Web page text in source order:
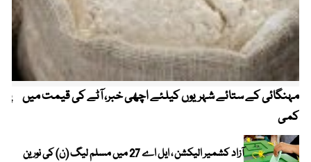
مہنگائی کے ستائے شہریوں کیلئے اچھی خبر، آٹے کی قیمت میں
کمی
آزاد کشمیر الیکشن ، ایل اے 27 میں مسلم لیگ (ن) کی نورین